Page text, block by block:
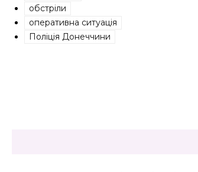
обстріли
оперативна ситуація
Поліція Донеччини